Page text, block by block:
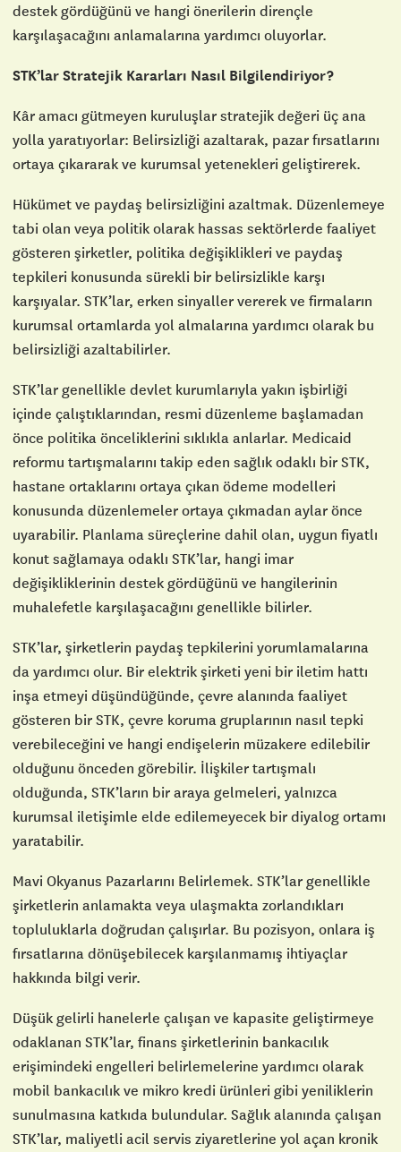
destek gördüğünü ve hangi önerilerin dirençle
karşılaşacağını anlamalarına yardımcı oluyorlar.
STK’lar Stratejik Kararları Nasıl Bilgilendiriyor?
Kâr amacı gütmeyen kuruluşlar stratejik değeri üç ana
yolla yaratıyorlar: Belirsizliği azaltarak, pazar fırsatlarını
ortaya çıkararak ve kurumsal yetenekleri geliştirerek.
Hükümet ve paydaş belirsizliğini azaltmak. Düzenlemeye
tabi olan veya politik olarak hassas sektörlerde faaliyet
gösteren şirketler, politika değişiklikleri ve paydaş
tepkileri konusunda sürekli bir belirsizlikle karşı
karşıyalar. STK’lar, erken sinyaller vererek ve firmaların
kurumsal ortamlarda yol almalarına yardımcı olarak bu
belirsizliği azaltabilirler.
STK’lar genellikle devlet kurumlarıyla yakın işbirliği
içinde çalıştıklarından, resmi düzenleme başlamadan
önce politika önceliklerini sıklıkla anlarlar. Medicaid
reformu tartışmalarını takip eden sağlık odaklı bir STK,
hastane ortaklarını ortaya çıkan ödeme modelleri
konusunda düzenlemeler ortaya çıkmadan aylar önce
uyarabilir. Planlama süreçlerine dahil olan, uygun fiyatlı
konut sağlamaya odaklı STK’lar, hangi imar
değişikliklerinin destek gördüğünü ve hangilerinin
muhalefetle karşılaşacağını genellikle bilirler.
STK’lar, şirketlerin paydaş tepkilerini yorumlamalarına
da yardımcı olur. Bir elektrik şirketi yeni bir iletim hattı
inşa etmeyi düşündüğünde, çevre alanında faaliyet
gösteren bir STK, çevre koruma gruplarının nasıl tepki
verebileceğini ve hangi endişelerin müzakere edilebilir
olduğunu önceden görebilir. İlişkiler tartışmalı
olduğunda, STK’ların bir araya gelmeleri, yalnızca
kurumsal iletişimle elde edilemeyecek bir diyalog ortamı
yaratabilir.
Mavi Okyanus Pazarlarını Belirlemek. STK’lar genellikle
şirketlerin anlamakta veya ulaşmakta zorlandıkları
topluluklarla doğrudan çalışırlar. Bu pozisyon, onlara iş
fırsatlarına dönüşebilecek karşılanmamış ihtiyaçlar
hakkında bilgi verir.
Düşük gelirli hanelerle çalışan ve kapasite geliştirmeye
odaklanan STK’lar, finans şirketlerinin bankacılık
erişimindeki engelleri belirlemelerine yardımcı olarak
mobil bankacılık ve mikro kredi ürünleri gibi yeniliklerin
sunulmasına katkıda bulundular. Sağlık alanında çalışan
STK’lar, maliyetli acil servis ziyaretlerine yol açan kronik